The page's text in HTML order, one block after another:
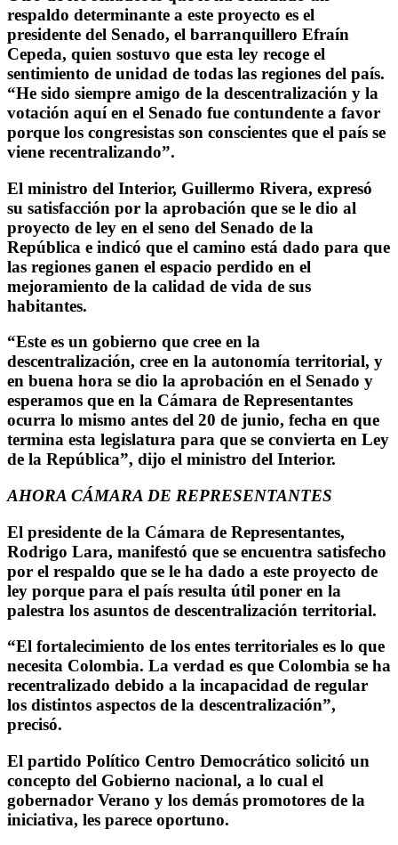
respaldo determinante a este proyecto es el
presidente del Senado, el barranquillero Efraín
Cepeda, quien sostuvo que esta ley recoge el
sentimiento de unidad de todas las regiones del país.
“He sido siempre amigo de la descentralización y la
votación aquí en el Senado fue contundente a favor
porque los congresistas son conscientes que el país se
viene recentralizando”.
El ministro del Interior, Guillermo Rivera, expresó
su satisfacción por la aprobación que se le dio al
proyecto de ley en el seno del Senado de la
República e indicó que el camino está dado para que
las regiones ganen el espacio perdido en el
mejoramiento de la calidad de vida de sus
habitantes.
“Este es un gobierno que cree en la
descentralización, cree en la autonomía territorial, y
en buena hora se dio la aprobación en el Senado y
esperamos que en la Cámara de Representantes
ocurra lo mismo antes del 20 de junio, fecha en que
termina esta legislatura para que se convierta en Ley
de la República”, dijo el ministro del Interior.
AHORA CÁMARA DE REPRESENTANTES
El presidente de la Cámara de Representantes,
Rodrigo Lara, manifestó que se encuentra satisfecho
por el respaldo que se le ha dado a este proyecto de
ley porque para el país resulta útil poner en la
palestra los asuntos de descentralización territorial.
“El fortalecimiento de los entes territoriales es lo que
necesita Colombia. La verdad es que Colombia se ha
recentralizado debido a la incapacidad de regular
los distintos aspectos de la descentralización”,
precisó.
El partido Político Centro Democrático solicitó un
concepto del Gobierno nacional, a lo cual el
gobernador Verano y los demás promotores de la
iniciativa, les parece oportuno.